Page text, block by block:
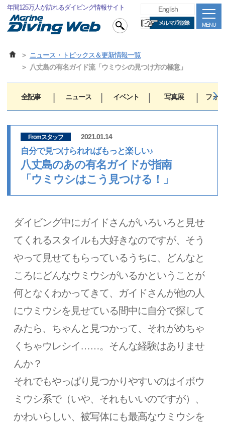
年間125万人が訪れるダイビング情報サイト
MENU
English
ニュース・トピックス＆更新情報一覧
八丈島の有名ガイド流「ウミウシの見つけ方の極意」
全記事 ニュース イベント 写真展 フォ
Fromスタッフ 2021.01.14
自分で見つけられればもっと楽しい♪
八丈島のあの有名ガイドが指南
「ウミウシはこう見つける！」
ダイビング中にガイドさんがいろいろと見せ
てくれるスタイルも大好きなのですが、そう
やって見せてもらっているうちに、どんなと
ころにどんなウミウシがいるかということが
何となくわかってきて、ガイドさんが他の人
にウミウシを見せている間中に自分で探して
みたら、ちゃんと見つかって、それがめちゃ
くちゃウレシイ……。そんな経験はありませ
んか？
それでもやっぱり見つかりやすいのはイボウ
ミウシ系で（いや、それもいいのですが）、
かわいらしい、被写体にも最高なウミウシを